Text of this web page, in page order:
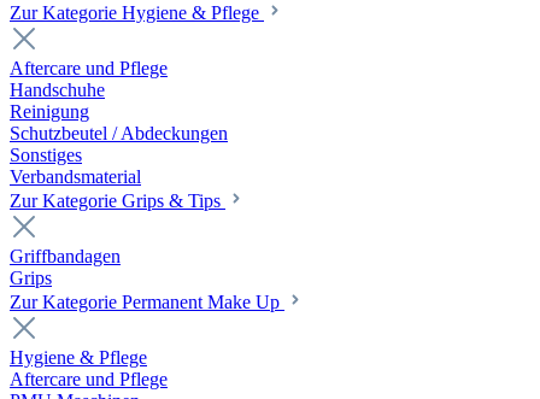
Zur Kategorie Hygiene & Pflege
Aftercare und Pflege
Handschuhe
Reinigung
Schutzbeutel / Abdeckungen
Sonstiges
Verbandsmaterial
Zur Kategorie Grips & Tips
Griffbandagen
Grips
Zur Kategorie Permanent Make Up
Hygiene & Pflege
Aftercare und Pflege